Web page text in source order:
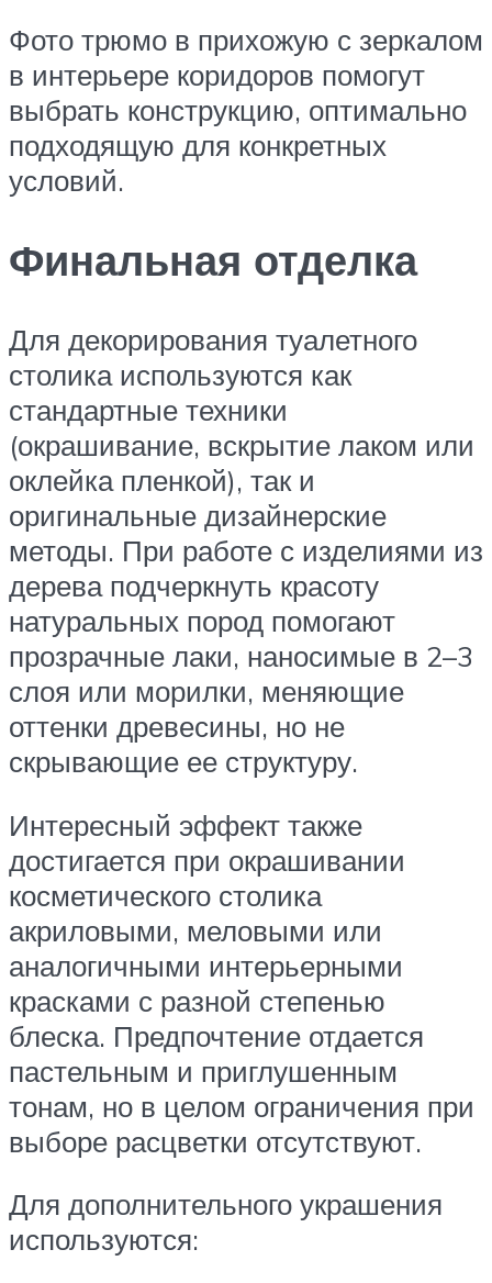
Фото трюмо в прихожую с зеркалом
в интерьере коридоров помогут
выбрать конструкцию, оптимально
подходящую для конкретных
условий.
Финальная отделка
Для декорирования туалетного
столика используются как
стандартные техники
(окрашивание, вскрытие лаком или
оклейка пленкой), так и
оригинальные дизайнерские
методы. При работе с изделиями из
дерева подчеркнуть красоту
натуральных пород помогают
прозрачные лаки, наносимые в 2–3
слоя или морилки, меняющие
оттенки древесины, но не
скрывающие ее структуру.
Интересный эффект также
достигается при окрашивании
косметического столика
акриловыми, меловыми или
аналогичными интерьерными
красками с разной степенью
блеска. Предпочтение отдается
пастельным и приглушенным
тонам, но в целом ограничения при
выборе расцветки отсутствуют.
Для дополнительного украшения
используются: